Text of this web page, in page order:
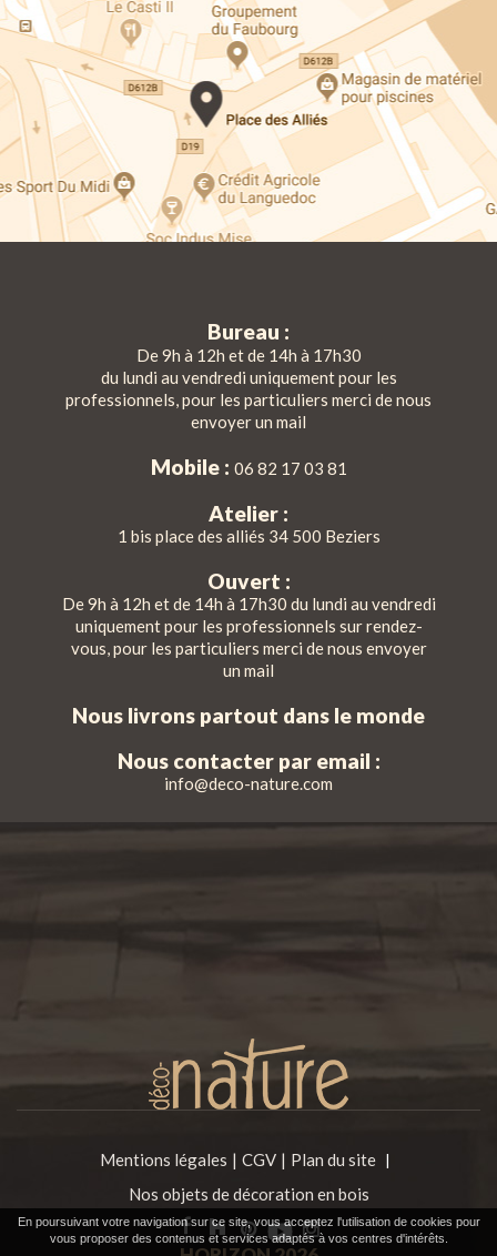
Bureau :
De 9h à 12h et de 14h à 17h30
du lundi au vendredi uniquement pour les
professionnels, pour les particuliers merci de nous
envoyer un mail
Mobile : 06 82 17 03 81
Atelier :
1 bis place des alliés 34 500 Beziers
Ouvert :
De 9h à 12h et de 14h à 17h30 du lundi au vendredi
uniquement pour les professionnels sur rendez-
vous, pour les particuliers merci de nous envoyer
un mail
Nous livrons partout dans le monde
Nous contacter par email :
info@deco-nature.com
Mentions légales CGV Plan du site |
Nos objets de décoration en bois
En poursuivant votre navigation sur ce site, vous acceptez l'utilisation de cookies pour
vous proposer des contenus et services adaptés à vos centres d'intérêts.